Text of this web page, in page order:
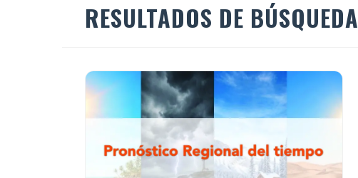
RESULTADOS DE BÚSQUEDA